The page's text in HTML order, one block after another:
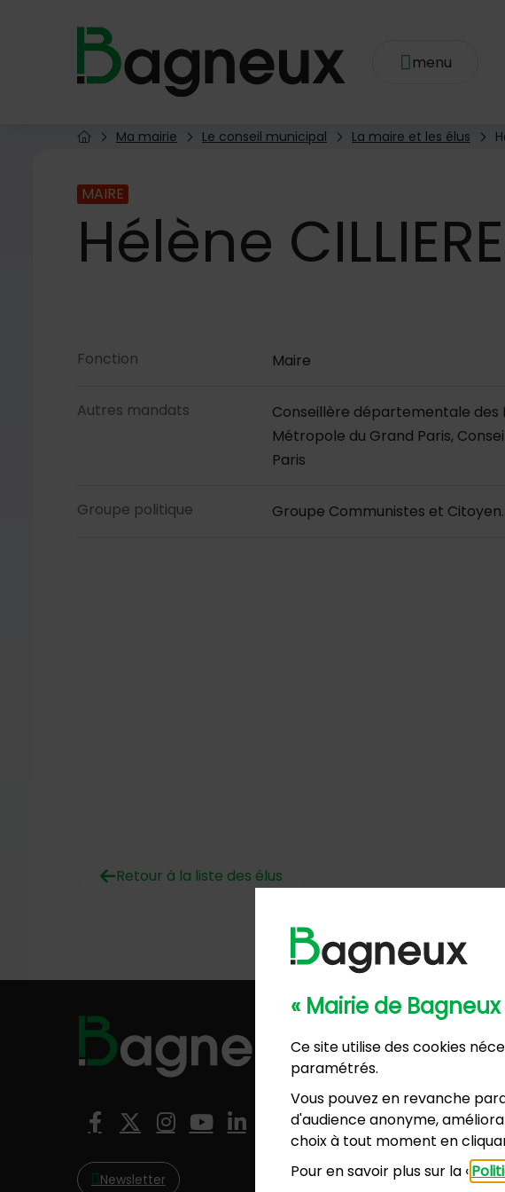
« Mairie de
Ce site utilise des cookies
paramétrés.
Vous pouvez en revanche
d'audience anonyme,
choix à tout moment en
Pour en savoir plus sur la «
Retour à l'accueil
Page d'accueil du site
Ma mairie Le conseil municipal La maire et les élus
MAIRE
Hélène
Contenu de la fiche
Fonction Maire
Autres mandats
Conseillère départementale des
Métropole du Grand Paris,
Paris
Groupe politique Groupe Communistes et
Retour à la liste des élus
Nous suivre
Facebook
X (Twitter)
Instagram
YouTube
LinkedIn
Newsletter
57, avenue Henri
01 42 31 60 00
8, résidence du Port
01 45 47 62 00